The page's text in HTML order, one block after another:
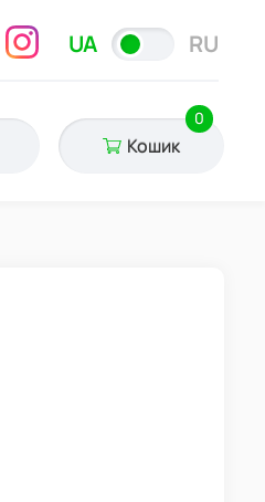
UA RU
Кошик
0